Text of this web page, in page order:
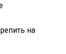
на